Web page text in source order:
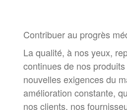
Contribuer au progrès
La qualité, à nos yeux,
continues de nos
nouvelles exigences du
amélioration constante,
nos clients, nos